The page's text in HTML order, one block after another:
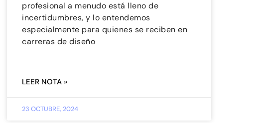
profesional a menudo está lleno de
incertidumbres, y lo entendemos
especialmente para quienes se reciben en
carreras de diseño
LEER NOTA »
23 OCTUBRE, 2024